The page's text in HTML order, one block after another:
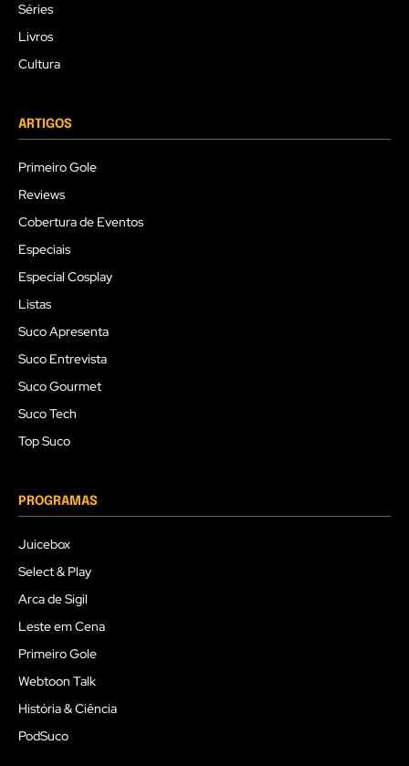
Séries
Livros
Cultura
ARTIGOS
Primeiro Gole
Reviews
Cobertura de Eventos
Especiais
Especial Cosplay
Listas
Suco Apresenta
Suco Entrevista
Suco Gourmet
Suco Tech
Top Suco
PROGRAMAS
Juicebox
Select & Play
Arca de Sigil
Leste em Cena
Primeiro Gole
Webtoon Talk
História & Ciência
PodSuco